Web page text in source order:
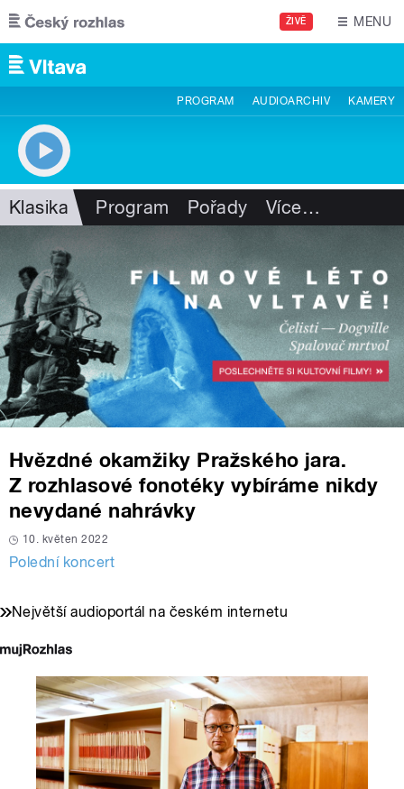
Přejít k hlavnímu obsahu
ŽIVĚ MENU
PROGRAM AUDIOARCHIV KAMERY
Klasika Program Pořady Více…
Hvězdné okamžiky Pražského jara.
Z rozhlasové fonotéky vybíráme nikdy
nevydané nahrávky
10. květen 2022
Polední koncert
Největší audioportál na českém internetu